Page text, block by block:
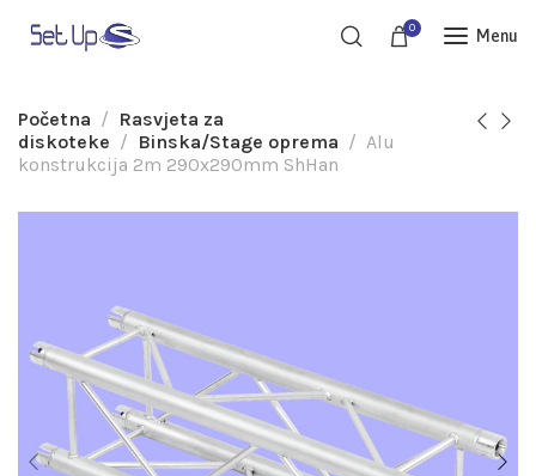
0 Menu
Početna
Rasvjeta za
diskoteke
Binska/Stage oprema
Alu
konstrukcija 2m 290x290mm ShHan